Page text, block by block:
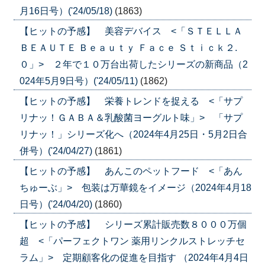
月16日号）('24/05/18) (1863)
【ヒットの予感】 美容デバイス <「ＳＴＥＬＬＡ
ＢＥＡＵＴＥ Ｂｅａｕｔｙ Ｆａｃｅ Ｓｔｉｃｋ２.
０」> ２年で１０万台出荷したシリーズの新商品（2
024年5月9日号）('24/05/11) (1862)
【ヒットの予感】 栄養トレンドを捉える <「サプ
リナッ！ＧＡＢＡ＆乳酸菌ヨーグルト味」> 「サプ
リナッ！」シリーズ化へ（2024年4月25日・5月2日合
併号）('24/04/27) (1861)
【ヒットの予感】 あんこのペットフード <「あん
ちゅーぶ」> 包装は万華鏡をイメージ（2024年4月18
日号）('24/04/20) (1860)
【ヒットの予感】 シリーズ累計販売数８０００万個
超 <「パーフェクトワン 薬用リンクルストレッチセ
ラム」> 定期顧客化の促進を目指す （2024年4月4日